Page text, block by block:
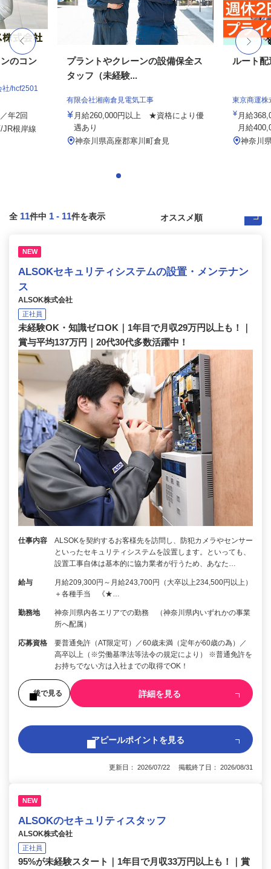
のコン
/hcf2501
年2回
JR根岸線
プラントやクレーンの設備保全ス
タッフ（未経験...
有限会社湘南倉見電気工事
月給260,000円以上 ★資格により優
遇あり
神奈川県高座郡寒川町倉見
ルート
東京商運
月給
月給
神奈川
全 11件中 1 - 11件を表示
NEW
ALSOKセキュリティシステムの設置・メンテナン
ス
ALSOK株式会社
正社員
未経験OK・知識ゼロOK｜1年目で月収29万円以上も！｜
賞与平均137万円｜20代30代多数活躍中！
仕事内容
ALSOKを契約するお客様先を訪問し、防犯カメラやセンサー
といったセキュリティシステムを設置します。といっても、
設置工事自体は基本的に協力業者が行うため、あなた…
給与
月給209,300円～月給243,700円（大卒以上234,500円以上）
＋各種手当 《★…
勤務地
神奈川県内各エリアでの勤務 （神奈川県内いずれかの事業
所へ配属）
応募資格
要普通免許（AT限定可）／60歳未満（定年が60歳の為）／
高卒以上（※労働基準法等法令の規定により） ※普通免許を
お持ちでない方は入社までの取得でOK！
後で見る 詳細を見る
アピールポイントを見る
更新日： 2026/07/22 掲載終了日： 2026/08/31
NEW
ALSOKのセキュリティスタッフ
ALSOK株式会社
正社員
95%が未経験スタート｜1年目で月収33万円以上も！｜賞